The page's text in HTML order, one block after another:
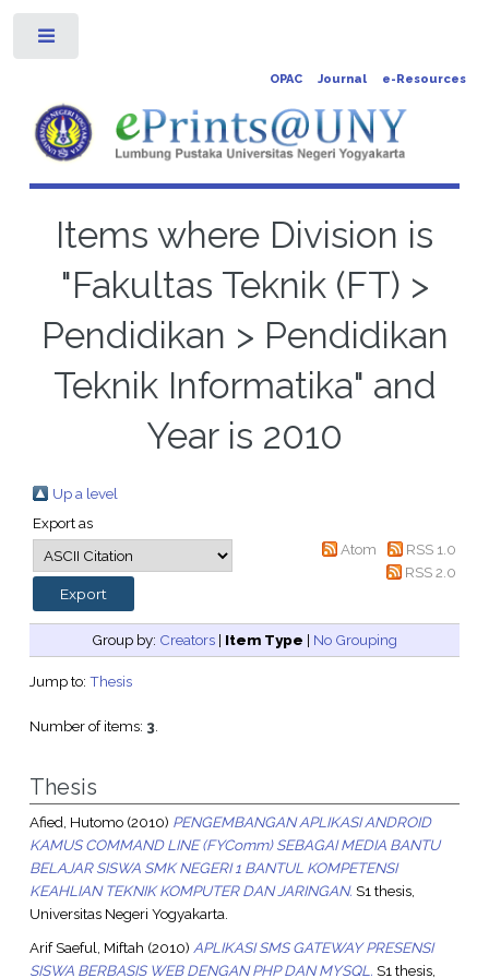
OPAC Journal e-Resources
Items where Division is
"Fakultas Teknik (FT) >
Pendidikan > Pendidikan
Teknik Informatika" and
Year is 2010
Up a level
Export as
Atom
RSS 1.0
RSS 2.0
Group by: Creators | Item Type | No Grouping
Jump to: Thesis
Number of items: 3.
Thesis
Afied, Hutomo(2010) PENGEMBANGAN APLIKASI ANDROID
KAMUS COMMAND LINE (FYComm) SEBAGAI MEDIA BANTU
BELAJAR SISWA SMK NEGERI 1 BANTUL KOMPETENSI
KEAHLIAN TEKNIK KOMPUTER DAN JARINGAN. S1 thesis,
Universitas Negeri Yogyakarta.
Arif Saeful, Miftah (2010) APLIKASI SMS GATEWAY PRESENSI
SISWA BERBASIS WEB DENGAN PHP DAN MYSQL. S1 thesis,